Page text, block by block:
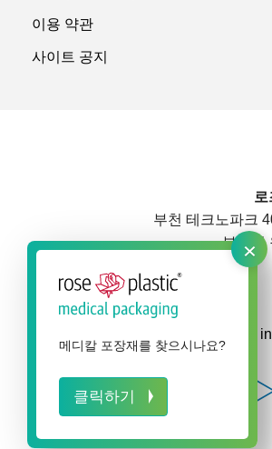
×
메디칼 포장재를 찾으시나요?
클릭하기
부천 테크노파크
부천시
이용 약관
사이트 공지